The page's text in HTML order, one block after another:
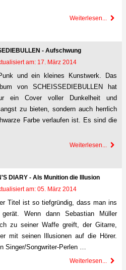
Weiterlesen...
- Aufschwung
am: 17. März 2014
und ein kleines Kunstwerk. Das
von SCHEISSEDIEBULLEN hat
ein Cover voller Dunkelheit und
zu bieten, sondern auch herrlich
Farbe verlaufen ist. Es sind die
Weiterlesen...
DIARY - Als Munition die Illusion
am: 05. März 2014
Titel ist so tiefgründig, dass man ins
gerät. Wenn dann Sebastian Müller
zu seiner Waffe greift, der Gitarre,
mit seinen Illusionen auf die Hörer.
Singer/Songwriter-Perlen …
Weiterlesen...